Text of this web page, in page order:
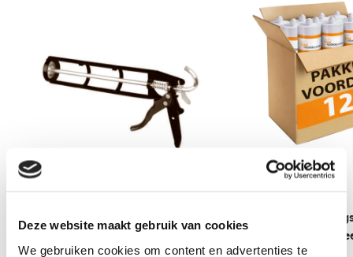
Deze website maakt gebruik van cookies
We gebruiken cookies om content en advertenties te
12 stuks
wit -